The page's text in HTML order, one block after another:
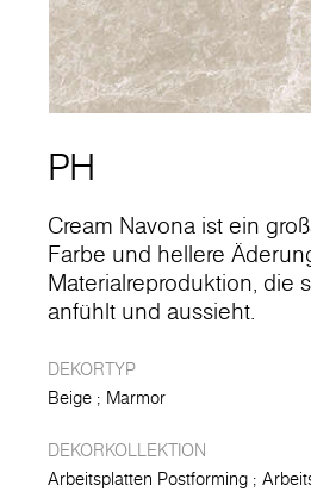
PH
Cream Navona ist ein
Farbe und hellere
Materialreproduktion, die
anfühlt und aussieht.
DEKORTYP
Beige
Marmor
DEKORKOLLEKTION
Arbeitsplatten Postforming